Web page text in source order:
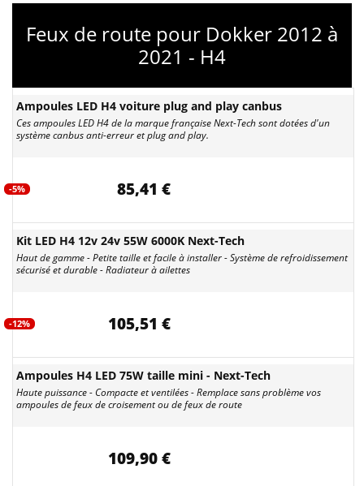
Feux de route pour Dokker 2012 à
2021 - H4
Ampoules LED H4 voiture plug and play canbus
Ces ampoules LED H4 de la marque française Next-Tech sont dotées d'un
système canbus anti-erreur et plug and play.
-5% 85,41 €
Kit LED H4 12v 24v 55W 6000K Next-Tech
Haut de gamme - Petite taille et facile à installer - Système de refroidissement
sécurisé et durable - Radiateur à ailettes
-12% 105,51 €
Ampoules H4 LED 75W taille mini - Next-Tech
Haute puissance - Compacte et ventilées - Remplace sans problème vos
ampoules de feux de croisement ou de feux de route
109,90 €